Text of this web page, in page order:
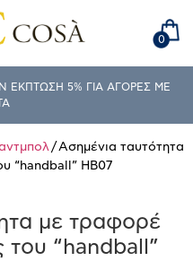
0
ΕΚΠΤΩΣΗ 5% ΓΙΑ ΑΓΟΡΕΣ ΜΕ
/ Ασημένια ταυτότητα
“handball” HB07
με τραφορέ
του “handball”